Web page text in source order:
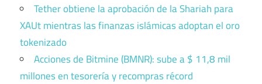
Tether obtiene la aprobación de la Shariah para
XAUt mientras las finanzas islámicas adoptan el oro
tokenizado
Acciones de Bitmine (BMNR): sube a $ 11,8 mil
millones en tesorería y recompras récord